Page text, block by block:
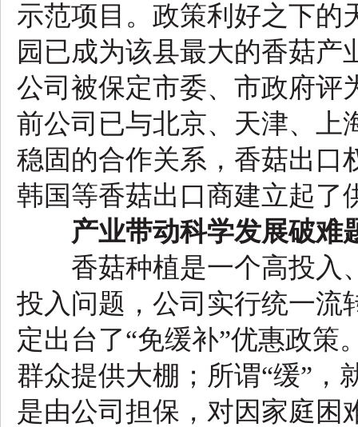
示范项目。政策利好之下的
园已成为该县最大的香菇
公司被保定市委、市政府评
前公司已与北京、天津、上
稳固的合作关系，香菇出口
韩国等香菇出口商建立起了
产业带动科学发展破难
香菇种植是一个高投入
投入问题，公司实行统一流
定出台了“免缓补”优惠政策
群众提供大棚；所谓“缓”，
是由公司担保，对因家庭困